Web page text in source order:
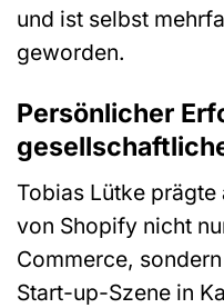
und ist selbst
geworden.
Persönlicher
Tobias Lütke prägte
von Shopify nicht
Commerce,
Start-up-Szene in